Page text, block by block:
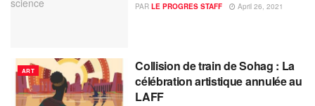
PAR LE PROGRES STAFF April 26, 2021
ART
Collision de train de Sohag : La
célébration artistique annulée au
LAFF